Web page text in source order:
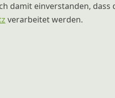
damit einverstanden,
verarbeitet werden.